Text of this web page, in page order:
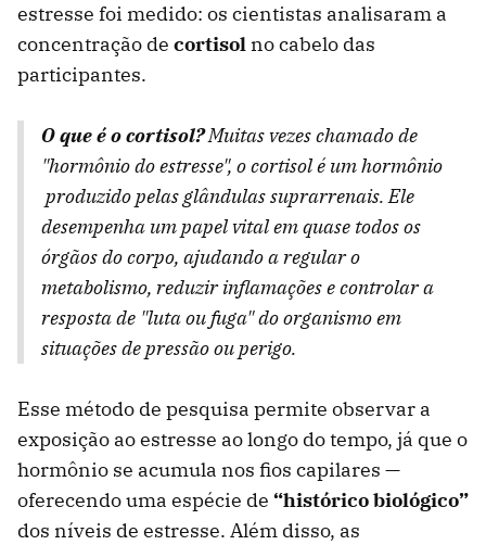
estresse foi medido: os cientistas analisaram a
concentração de cortisol no cabelo das
participantes.
O que é o cortisol?Muitas vezes chamado de
"hormônio do estresse", o cortisol é um hormônio
produzido pelas glândulas suprarrenais. Ele
desempenha um papel vital em quase todos os
órgãos do corpo, ajudando a regular o
metabolismo, reduzir inflamações e controlar a
resposta de "luta ou fuga" do organismo em
situações de pressão ou perigo.
Esse método de pesquisa permite observar a
exposição ao estresse ao longo do tempo, já que o
hormônio se acumula nos fios capilares —
oferecendo uma espécie de “histórico biológico”
dos níveis de estresse. Além disso, as